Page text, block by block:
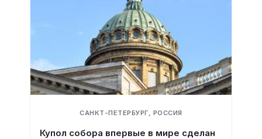
САНКТ-ПЕТЕРБУРГ, РОССИЯ
Купол собора впервые в мире сделан